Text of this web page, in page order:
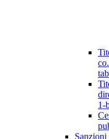
1-
Sanzioni